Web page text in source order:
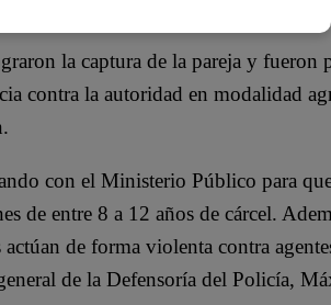
la captura de la pareja y
contra la autoridad en modalidad
con el Ministerio Público para
de entre 8 a 12 años de cárcel.
actúan de forma violenta contra
de la Defensoría del Policía,